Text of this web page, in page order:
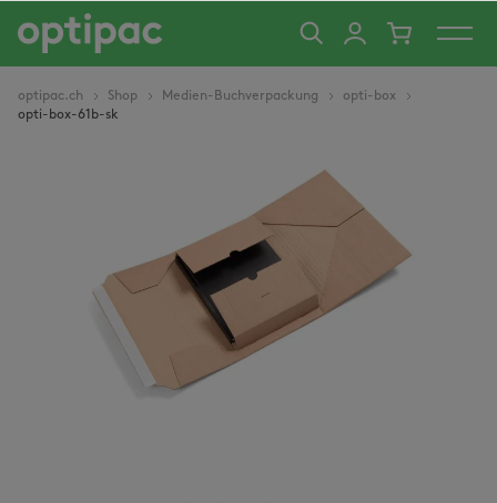
springen
optipac.ch Shop Medien-Buchverpackung
opti-box
opti-box-61b-sk